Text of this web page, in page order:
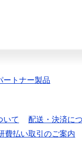
ートナー製品
いて 配送・決済に
費払い取引のご案内